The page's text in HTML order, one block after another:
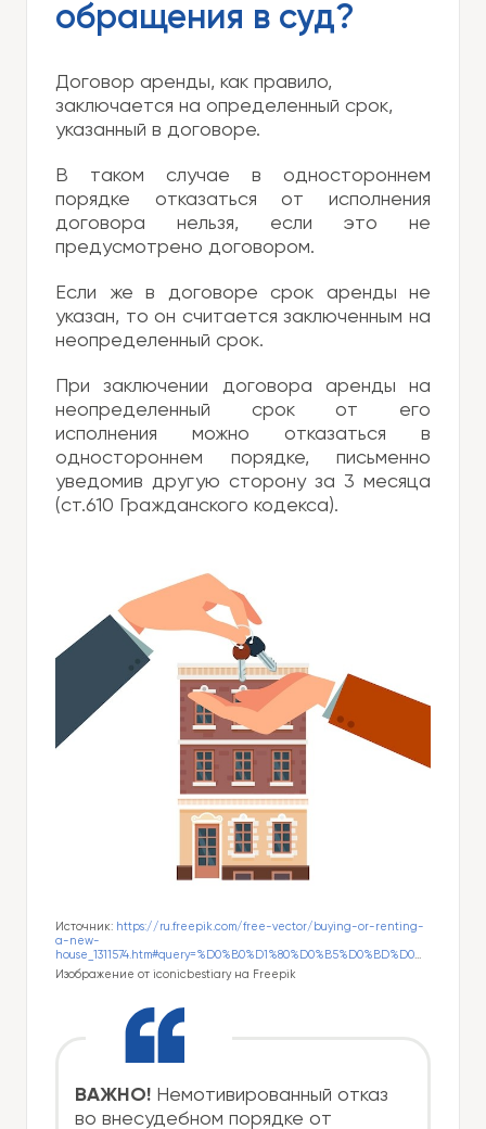
обращения в суд?
Договор аренды, как правило,
заключается на определенный срок,
указанный в договоре.
В таком случае в одностороннем
порядке отказаться от исполнения
договора нельзя, если это не
предусмотрено договором.
Если же в договоре срок аренды не
указан, то он считается заключенным на
неопределенный срок.
При заключении договора аренды на
неопределенный срок от его
исполнения можно отказаться в
одностороннем порядке, письменно
уведомив другую сторону за 3 месяца
(ст.610 Гражданского кодекса).
Источник: https://ru.freepik.com/free-vector/buying-or-renting-
a-new-
house_1311574.htm#query=%D0%B0%D1%80%D0%B5%D0%BD%D0%B4%D0%B0&position=15&from_view=search&track=sph
Изображение от iconicbestiary на Freepik
ВАЖНО! Немотивированный отказ
во внесудебном порядке от